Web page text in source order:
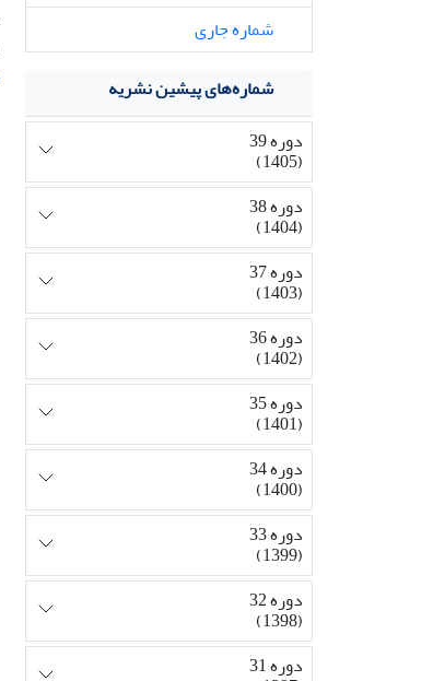
شماره جاری
شماره‌های پیشین نشریه
دوره 39
(1405)
دوره 38
(1404)
دوره 37
(1403)
دوره 36
(1402)
دوره 35
(1401)
دوره 34
(1400)
دوره 33
(1399)
دوره 32
(1398)
دوره 31